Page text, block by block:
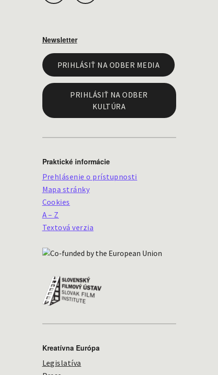
Newsletter
PRIHLÁSIŤ NA ODBER MEDIA
PRIHLÁSIŤ NA ODBER
KULTÚRA
Praktické informácie
Prehlásenie o prístupnosti
Mapa stránky
Cookies
A – Z
Textová verzia
Kreatívna Európa
Legislatíva